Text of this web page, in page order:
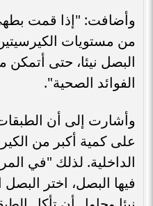
وأضافت: "إذا قمت
من مستويات
البصل نيئا، حتى
الفوائد الصحية".
وأشارت إلى أن
على كمية أكبر من
الداخلية. لذلك "في
فيها البصل، اختر